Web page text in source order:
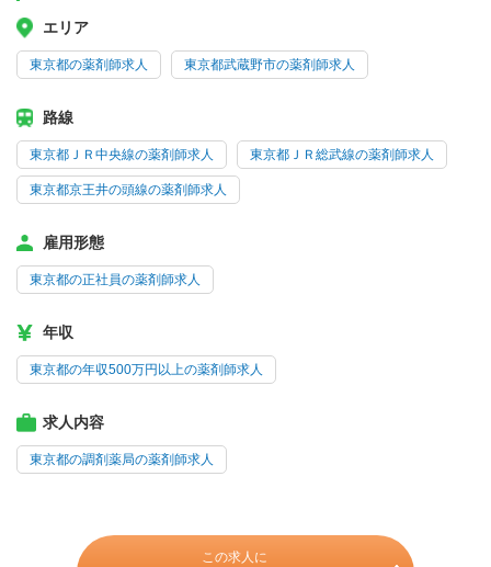
エリア
東京都の薬剤師求人 東京都武蔵野市の薬剤師求人
路線
東京都ＪＲ中央線の薬剤師求人 東京都ＪＲ総武線の薬剤師求人
東京都京王井の頭線の薬剤師求人
雇用形態
東京都の正社員の薬剤師求人
年収
東京都の年収500万円以上の薬剤師求人
求人内容
東京都の調剤薬局の薬剤師求人
この求人に